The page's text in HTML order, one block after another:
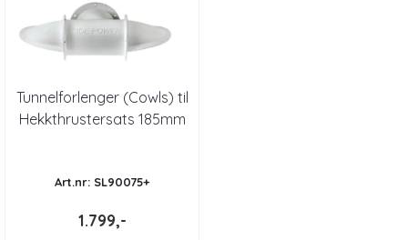
Tunnelforlenger (Cowls) til
Hekkthrustersats 185mm
Art.nr: SL90075+
1.799,-